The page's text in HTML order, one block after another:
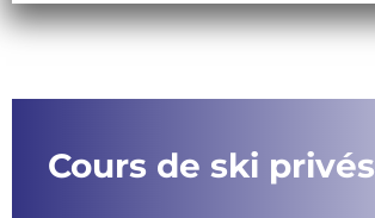
Cours de ski privés